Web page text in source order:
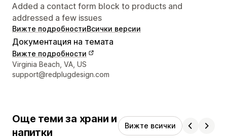
Added a contact form block to products and
addressed a few issues
Вижте подробностиВсички версии
Документация на темата
Вижте подробности
Данни за връзка с дизайнера
Virginia Beach, VA, US
support@redplugdesign.com
Още теми за храни и
напитки
Вижте всички